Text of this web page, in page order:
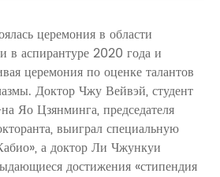
церемония в области
в аспирантуре 2020 года и
церемония по оценке талантов
Доктор Чжу Вейвэй, студент
Яо Цзянминга, председателя
выиграл специальную
а доктор Ли Чжункуи
достижения «стипендия